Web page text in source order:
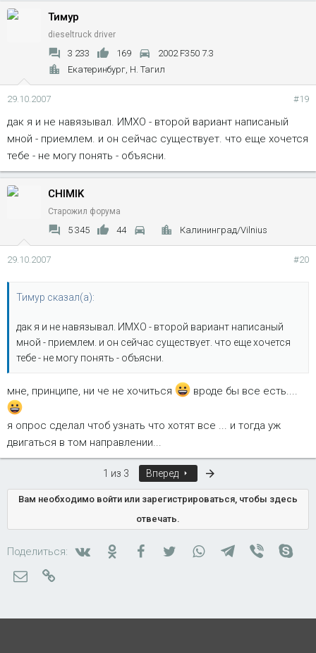
Тимур
dieseltruck driver
3 233 169
2002 F350 7.3
Екатеринбург, Н. Тагил
29.10.2007 #19
дак я и не навязывал. ИМХО - второй вариант написаный
мной - приемлем. и он сейчас существует. что еще хочется
тебе - не могу понять - объясни.
CHIMIK
Старожил форума
5 345 44 Калининград/Vilnius
29.10.2007 #20
Тимур сказал(а):
дак я и не навязывал. ИМХО - второй вариант написаный
мной - приемлем. и он сейчас существует. что еще хочется
тебе - не могу понять - объясни.
мне, принципе, ни че не хочиться вроде бы все есть....
я опрос сделал чтоб узнать что хотят все ... и тогда уж
двигаться в том направлении...
1 из 3 Вперед
Вам необходимо войти или зарегистрироваться, чтобы здесь
отвечать.
Поделиться: ВконтактеОдноклассники
FacebookTwitterWhatsAppTelegram
Viber
Электронная почта